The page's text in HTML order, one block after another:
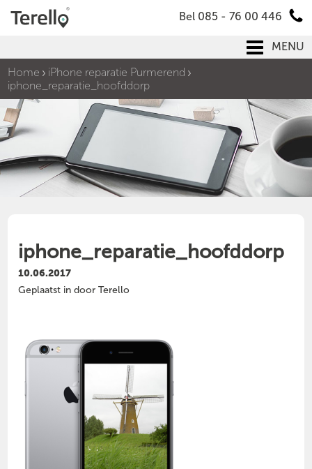
Bel 085 - 76 00 446
MENU
Home
iPhone reparatie Purmerend
iphone_reparatie_hoofddorp
iphone_reparatie_hoofddorp
10.06.2017
Geplaatst in door Terello